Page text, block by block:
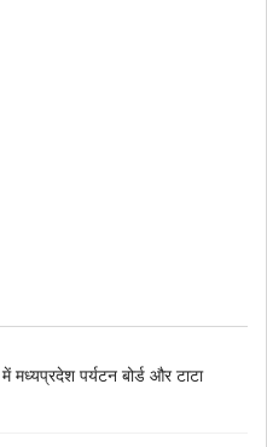
मध्यप्रदेश पर्यटन बोर्ड और टाटा